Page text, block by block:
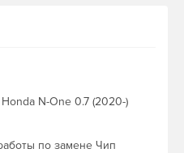
N-One 0.7 (2020-)
по замене Чип